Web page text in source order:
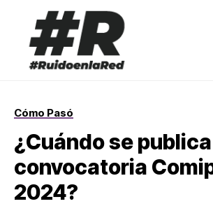
Cómo Pasó
¿Cuándo se
convocatoria
2024?